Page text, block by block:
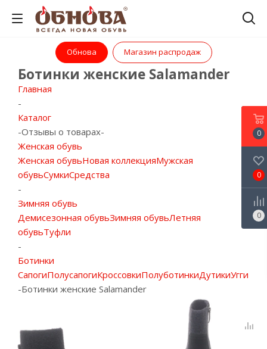
Обнова Магазин распродаж
Ботинки женские Salamander
Главная
-
Каталог
-Отзывы о товарах-
Женская обувь
Женская обувьНовая коллекцияМужская
обувьСумкиСредства
-
Зимняя обувь
Демисезонная обувьЗимняя обувьЛетняя
обувьТуфли
-
Ботинки
СапогиПолусапогиКроссовкиПолуботинкиДутикиУгги
-Ботинки женские Salamander
0
0
0